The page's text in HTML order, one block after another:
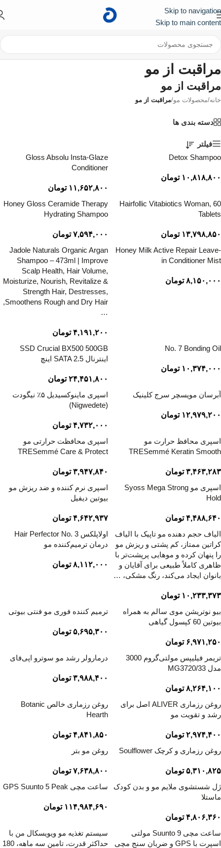
Skip to navigation
Skip to main content
مراقبت از مو
مراقبت از مو
خانه/محصولات مو/مراقبت از مو
دسته بندی ها
فیلتر
Detox Shampoo
۱۰,۸۱۸,۸۰۰ تومان
Gloss Absolu Insta-Glaze
Conditioner
۱۱,۶۵۲,۸۰۰ تومان
Hairfollic Vitabiotics Woman, 60
Tablets
۱۳,۷۹۸,۸۵۰ تومان
Honey Gloss Ceramide Therapy
Hydrating Shampoo
۷,۵۹۴,۰۰۰ تومان
Honey Milk Active Repair Leave-
in Conditioner Mist
۸,۱۵۰,۰۰۰ تومان
Jadole Naturals Organic Argan
Shampoo – 473ml | Improve
Scalp Health, Hair Volume,
Moisturize, Nourish, Revitalize &
Strength Hair, Destresses,
Smoothens Rough and Dry Hair,
…
۴,۱۹۱,۲۰۰ تومان
No. 7 Bonding Oil
۱۰,۳۷۴,۰۰۰ تومان
SSD Crucial BX500 500GB
اینترنال SATA 2.5 اینچ
۲۴,۴۵۱,۸۰۰ تومان
آبرسان مویسچر سرج کلینیک
۱۲,۹۷۹,۲۰۰ تومان
اسپری ماینوکسیدیل ۵٪ نیگودت
(Nigwedete)
۴,۷۳۲,۰۰۰ تومان
اسپری محافظ حرارت مو
TRESemmé Keratin Smooth
۳,۴۶۳,۲۸۳ تومان
اسپری محافظت حرارتی مو
TRESemmé Care & Protect
۳,۹۴۷,۸۴۰ تومان
اسپری مو Syoss Mega Strong
Hold
۴,۴۸۸,۶۴۰ تومان
اسپری نرم کننده و ضد ریزش مو
بیوتین دیفیل
۴,۶۴۲,۹۳۷ تومان
الیاف حجم دهنده مو تاپیک با الیاف
کراتین ممتاز، کم پشتی و ریزش مو
را پنهان کرده و موهایی پرپشت‌تر با
ظاهری کاملاً طبیعی برای آقایان و
بانوان ایجاد می‌کند، رنگ مشکی، …
۱۰,۲۳۳,۳۷۳ تومان
اولاپلکس Hair Perfector No. 3
درمان ترمیم‌کننده مو
۸,۱۱۲,۰۰۰ تومان
بیو نوتریشن موی سالم به همراه
بیوتین 60 کپسول گیاهی
۶,۹۷۱,۲۵۰ تومان
ترمیم کننده فوری مو فنتی بیوتی
۵,۶۹۵,۳۰۰ تومان
تریمر فیلیپس مولتی‌گروم 3000
مدل MG3720/33
۸,۲۶۴,۱۰۰ تومان
درمارولر رشد مو سوترو اپی‌فای
۳,۹۸۸,۴۰۰ تومان
روغن رزماری ALIVER اصل برای
رشد و تقویت مو
۲,۹۷۴,۴۰۰ تومان
روغن رزماری خالص Botanic
Hearth
۴,۸۴۱,۸۵۰ تومان
روغن رزماری و کرچک Soulflower
۵,۳۱۰,۸۲۵ تومان
روغن مو بتر
۷,۶۳۸,۸۰۰ تومان
ژل شستشوی ملایم مو و بدن کودک
ماستلا
۴,۸۰۶,۳۶۰ تومان
ساعت مچی GPS Suunto 5 Peak
۱۱۴,۹۸۴,۶۹۰ تومان
ساعت مچی Suunto 9 مولتی
اسپرت با GPS و ضربان سنج مچی
سیستم تغذیه مو ویویسکال من با
حداکثر قدرت، تامین سه ماهه، 180